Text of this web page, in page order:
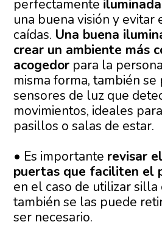
perfectamente
una buena visión y evitar
caídas. Una buena
crear un ambiente más
acogedor para la
misma forma, también
sensores de luz que
movimientos, ideales
pasillos o salas de estar.
• Es importante revisar
puertas que faciliten el
en el caso de utilizar silla
también se las puede
ser necesario.